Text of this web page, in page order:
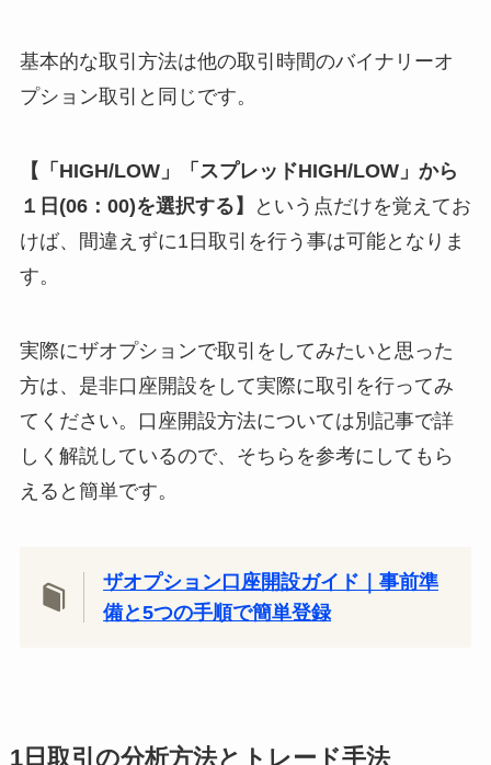
基本的な取引方法は他の取引時間のバイナリーオ
プション取引と同じです。
【「HIGH/LOW」「スプレッドHIGH/LOW」から
１日(06：00)を選択する】
という点だけを覚えてお
けば、間違えずに1日取引を行う事は可能となりま
す。
実際にザオプションで取引をしてみたいと思った
方は、是非口座開設をして実際に取引を行ってみ
てください。口座開設方法については別記事で詳
しく解説しているので、そちらを参考にしてもら
えると簡単です。
ザオプション口座開設ガイド｜事前準
備と5つの手順で簡単登録
1日取引の分析方法とトレード手法